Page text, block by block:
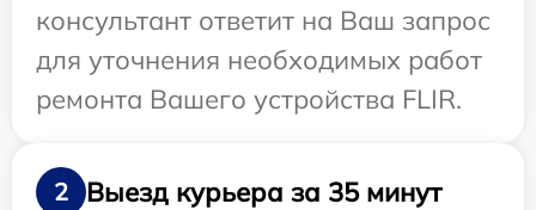
консультант ответит на Ваш запрос
для уточнения необходимых работ
ремонта Вашего устройства FLIR.
2
Выезд курьера за 35 минут